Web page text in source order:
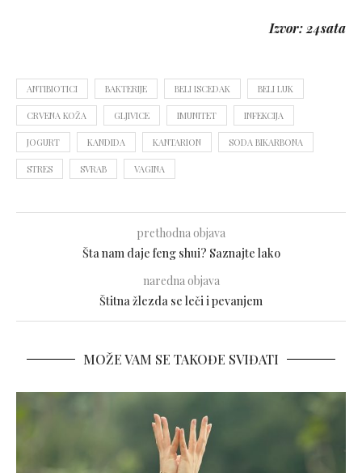
Izvor: 24sata
ANTIBIOTICI BAKTERIJE BELI ISCEDAK BELI LUK
CRVENA KOŽA GLJIVICE IMUNITET INFEKCIJA
JOGURT KANDIDA KANTARION SODA BIKARBONA
STRES SVRAB VAGINA
prethodna objava
Šta nam daje feng shui? Saznajte lako
naredna objava
Štitna žlezda se leči i pevanjem
MOŽE VAM SE TAKOĐE SVIĐATI